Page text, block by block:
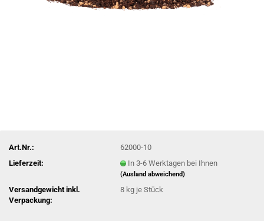
Art.Nr.:
62000-10
Lieferzeit:
In 3-6 Werktagen bei Ihnen
(Ausland abweichend)
Versandgewicht inkl.
Verpackung:
8 kg je Stück